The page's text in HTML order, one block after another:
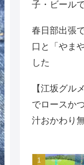
子・ビール
春日部出張
口と「やま
した
【江坂グル
でロースか
汁おかわり